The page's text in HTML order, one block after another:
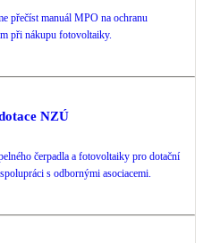
přečíst manuál MPO na ochranu
při nákupu fotovoltaiky.
NZÚ
čerpadla a fotovoltaiky pro dotační
s odbornými asociacemi.